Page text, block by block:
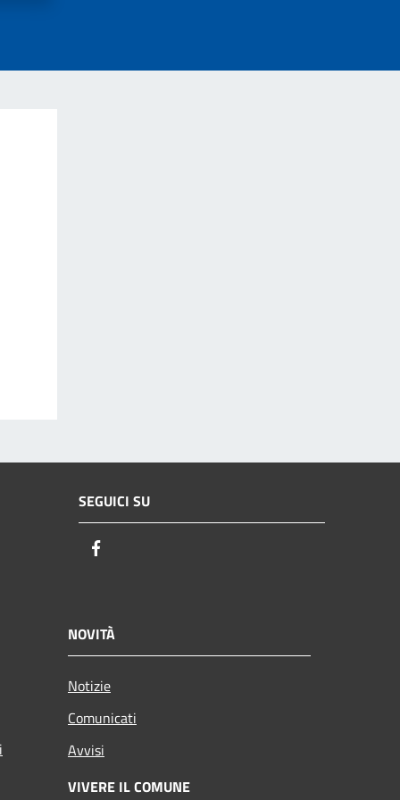
SEGUICI SU
NOVITÀ
Notizie
Comunicati
Avvisi
VIVERE IL COMUNE